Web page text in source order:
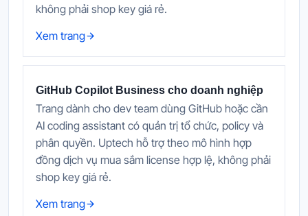
không phải shop key giá rẻ.
Xem trang
GitHub Copilot Business cho doanh nghiệp
Trang dành cho dev team dùng GitHub hoặc cần
AI coding assistant có quản trị tổ chức, policy và
phân quyền. Uptech hỗ trợ theo mô hình hợp
đồng dịch vụ mua sắm license hợp lệ, không phải
shop key giá rẻ.
Xem trang